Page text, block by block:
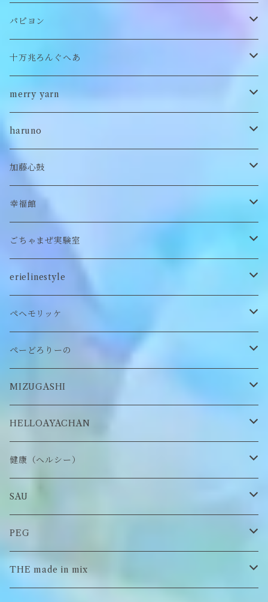
バッグ
バブーシュカ
ポンチョ
パンツ
ヘアアクセサリー
雑貨
キッズ
ピアス/イヤリング
イヤカフ
チョーカー
ヘアバレッタ
付け襟
カードケース
ブローチ
刺繍キャップ
ロンT
Tシャツ
キーホルダー
ぬいぐるみ
クッション
トップス
アウター
パンツ
スカート
シューズ/サンダル
セットアップ
ぬいぐるみ
刺繍ポーチ
ブローチ
パピヨン
ぬいぐるみ
ぬいぐるみブローチ
ぬいぐるみリング
ぬいぐるみ鏡
ぬいぐるみキーホルダー
ぬいぐるみマフラー
ステッカー
ぬいぐるみヘアピン
缶バッヂ
ロンT
ステッカー・シール
チャーム
Tシャツ
イヤーマフラー
十万兆ろんぐへあ
ブローチ
マフラー
merry yarn
帽子
haruno
ヘアゴム
靴下
キーホルダー
加藤心鼓
ロンT
幸福館
トレーナー
ロンT
CAP
other
Tシャツ
ごちゃまぜ実験室
バッグ
アクセサリー
雑貨
erielinestyle
ピアス/イヤリング
ネックレス
マスクチェーン
ペヘモリッケ
帽子
キーホルダー
ブローチ
ぺーどろりーの
靴下
スタイ
MIZUGASHI
帽子
アクセサリー
HELLOAYACHAN
ピアス/イヤリング
健康（ヘルシー）
ロンT
スウェット/パーカー
Tシャツ
SAU
ロンT
スウェット/パーカー
PEG
キーチャーム
THE made in mix